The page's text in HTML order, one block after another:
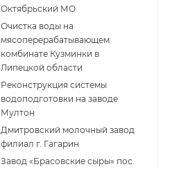
Октябрьский МО
Очистка воды на
мясоперерабатывающем
комбинате Кузминки в
Липецкой области
Реконструкция системы
водоподготовки на заводе
Мултон
Дмитровский молочный завод
филиал г. Гагарин
Завод «Брасовские сыры» пос.